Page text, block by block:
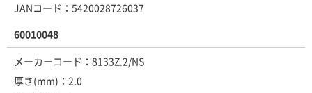
JANコード：5420028726037
60010048
メーカーコード：8133Z.2/NS
厚さ(mm)：2.0